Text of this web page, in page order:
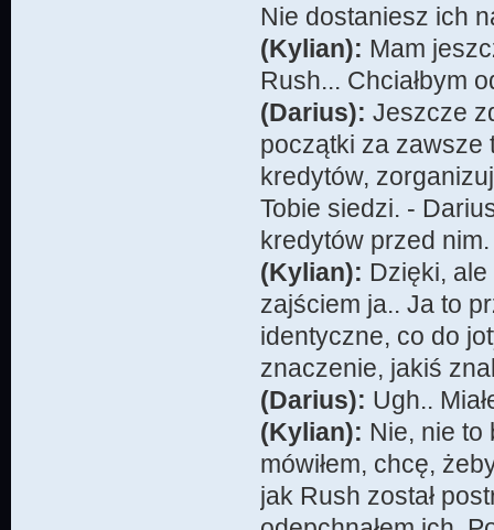
Nie dostaniesz ich
(Kylian): Mam
Rush... Chciałbym
(Darius): Jeszcze
początki za zawsze
kredytów,
Tobie siedzi. -
kredytów przed nim.
(Kylian): Dzięki, ale
zajściem ja.. Ja to
identyczne, co do
znaczenie, jakiś
(Darius): Ugh..
(Kylian): Nie, nie to
mówiłem, chcę,
jak Rush został